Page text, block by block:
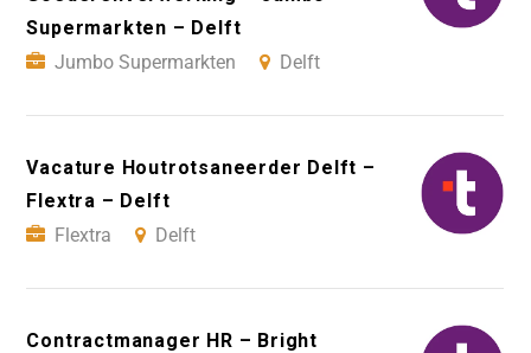
Supermarkten – Delft
Jumbo Supermarkten
Delft
Vacature Houtrotsaneerder Delft –
Flextra – Delft
Flextra
Delft
Contractmanager HR – Bright